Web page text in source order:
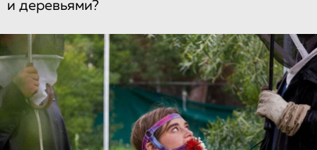
и деревьями?